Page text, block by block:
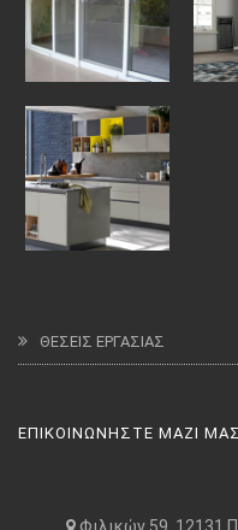
ΘΕΣΕΙΣ ΕΡΓΑΣΙΑΣ
ΕΠΙΚΟΙΝΩΝΗΣΤΕ ΜΑΖΙ ΜΑΣ
Φιλικών 59, 12131